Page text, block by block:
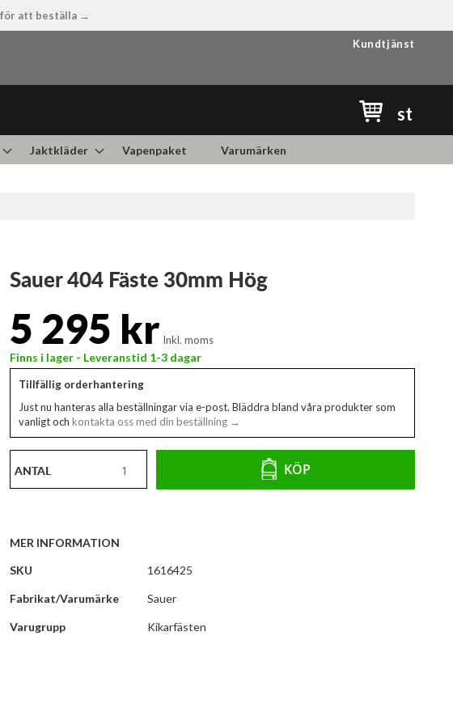
att beställa →
Kundtjänst
st
Jaktkläder Vapenpaket Varumärken
Sauer 404 Fäste 30mm Hög
5 295 kr Inkl. moms
Finns i lager - Leveranstid 1-3 dagar
Tillfällig orderhantering
Just nu hanteras alla beställningar via e-post. Bläddra bland våra produkter som
vanligt och kontakta oss med din beställning →
ANTAL KÖP
MER INFORMATION
Mer
SKU 1616425
Fabrikat/Varumärke Sauer
Varugrupp Kikarfästen